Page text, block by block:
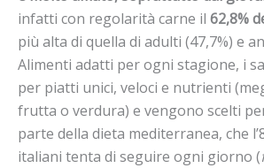
infatti con regolarità carne il 62,8%
più alta di quella di adulti (47,7%) e
Alimenti adatti per ogni stagione, i
per piatti unici, veloci e nutrienti
frutta o verdura) e vengono scelti
parte della dieta mediterranea, che
italiani tenta di seguire ogni giorno (